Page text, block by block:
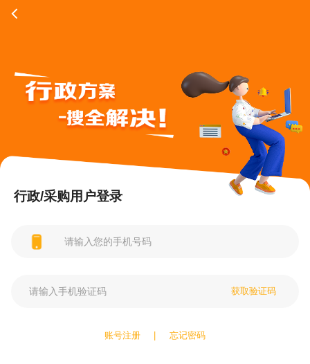
行政/采购用户登录
获取验证码
账号注册 忘记密码